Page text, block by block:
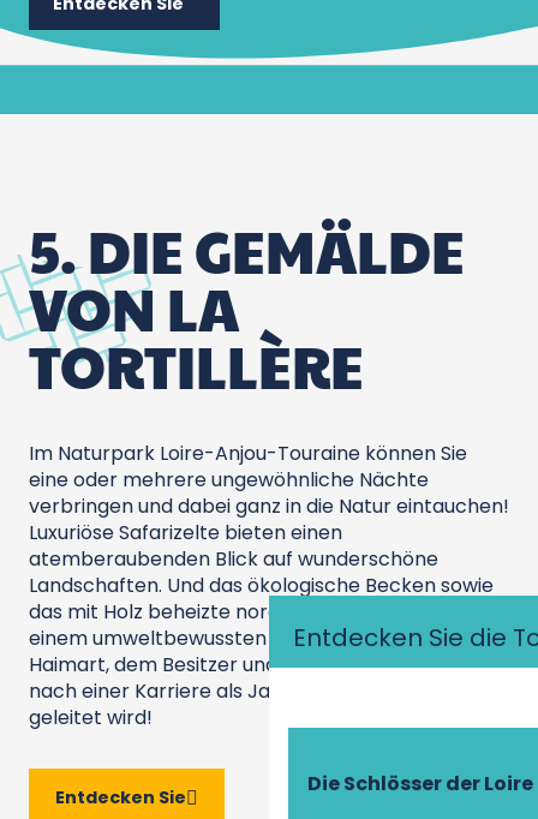
Entdecken Sie die
Die Schlösser der Loire
5. DIE GEMÄLDE
VON LA
TORTILLÈRE
Im Naturpark Loire-Anjou-Touraine können Sie
eine oder mehrere ungewöhnliche Nächte
verbringen und dabei ganz in die Natur eintauchen!
Luxuriöse Safarizelte bieten einen
atemberaubenden Blick auf wunderschöne
Landschaften. Und das ökologische Becken sowie
das mit Holz beheizte nordische Bad zeugen von
einem umweltbewussten Ansatz, der von Julien
Haimart, dem Besitzer und Gestalter der Anlage
nach einer Karriere als Jagdpilot in der Luftwaffe,
geleitet wird!
Entdecken Sie